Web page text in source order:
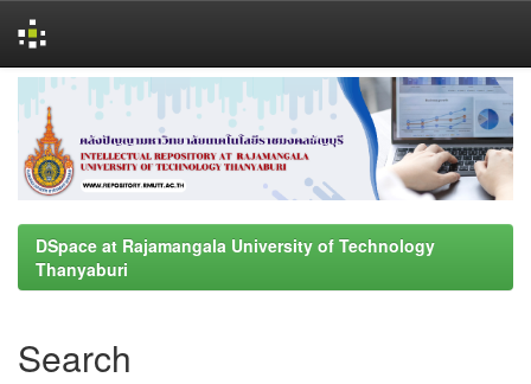
navigation
DSpace at Rajamangala University of Technology
Thanyaburi
Search